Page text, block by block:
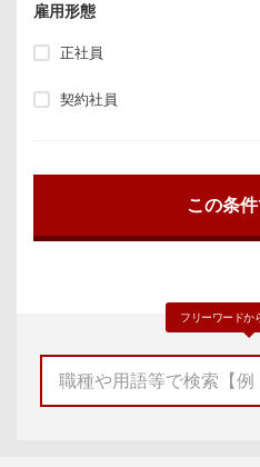
雇用形態
正社員
契約社員
フリーワードか